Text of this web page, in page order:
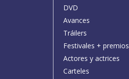
DVD
Avances
Tráilers
Festivales + premios
Actores y actrices
Carteles